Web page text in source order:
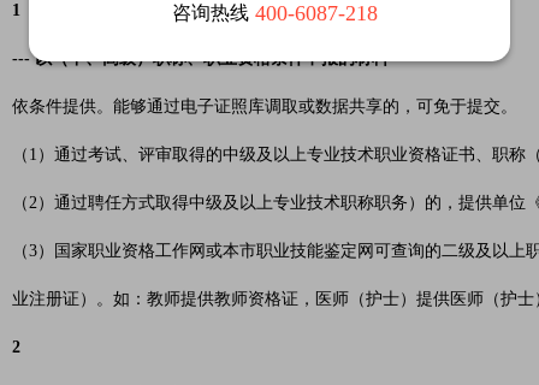
1
--- 以（中、高级）职称、职业资格条件申报的材料
依条件提供。能够通过电子证照库调取或数据共享的，可免于提交。
（1）通过考试、评审取得的中级及以上专业技术职业资格证书、职
（2）通过聘任方式取得中级及以上专业技术职称职务）的，提供单位
（3）国家职业资格工作网或本市职业技能鉴定网可查询的二级及以
业注册证）。如：教师提供教师资格证，医师（护士）提供医师（护
2
咨询热线 400-6087-218